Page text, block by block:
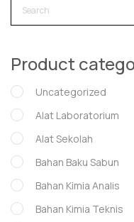
Product
Uncategorized
Alat Laboratorium
Alat Sekolah
Bahan Baku Sabun
Bahan Kimia Analis
Bahan Kimia Teknis